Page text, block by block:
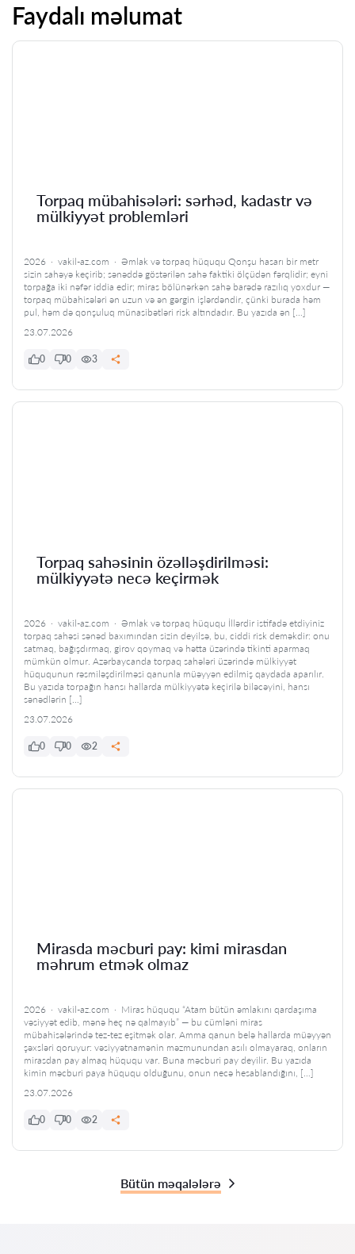
Faydalı məlumat
Torpaq mübahisələri: sərhəd, kadastr və
mülkiyyət problemləri
2026 · vakil-az.com · Əmlak və torpaq hüququ Qonşu hasarı bir metr
sizin sahəyə keçirib; sənəddə göstərilən sahə faktiki ölçüdən fərqlidir; eyni
torpağa iki nəfər iddia edir; miras bölünərkən sahə barədə razılıq yoxdur —
torpaq mübahisələri ən uzun və ən gərgin işlərdəndir, çünki burada həm
pul, həm də qonşuluq münasibətləri risk altındadır. Bu yazıda ən […]
23.07.2026
0 0 3
Torpaq sahəsinin özəlləşdirilməsi:
mülkiyyətə necə keçirmək
2026 · vakil-az.com · Əmlak və torpaq hüququ İllərdir istifadə etdiyiniz
torpaq sahəsi sənəd baxımından sizin deyilsə, bu, ciddi risk deməkdir: onu
satmaq, bağışdırmaq, girov qoymaq və hətta üzərində tikinti aparmaq
mümkün olmur. Azərbaycanda torpaq sahələri üzərində mülkiyyət
hüququnun rəsmiləşdirilməsi qanunla müəyyən edilmiş qaydada aparılır.
Bu yazıda torpağın hansı hallarda mülkiyyətə keçirilə biləcəyini, hansı
sənədlərin […]
23.07.2026
0 0 2
Mirasda məcburi pay: kimi mirasdan
məhrum etmək olmaz
2026 · vakil-az.com · Miras hüququ “Atam bütün əmlakını qardaşıma
vəsiyyət edib, mənə heç nə qalmayıb” — bu cümləni miras
mübahisələrində tez-tez eşitmək olar. Amma qanun belə hallarda müəyyən
şəxsləri qoruyur: vəsiyyətnamənin məzmunundan asılı olmayaraq, onların
mirasdan pay almaq hüququ var. Buna məcburi pay deyilir. Bu yazıda
kimin məcburi paya hüququ olduğunu, onun necə hesablandığını, […]
23.07.2026
0 0 2
Bütün məqalələrə